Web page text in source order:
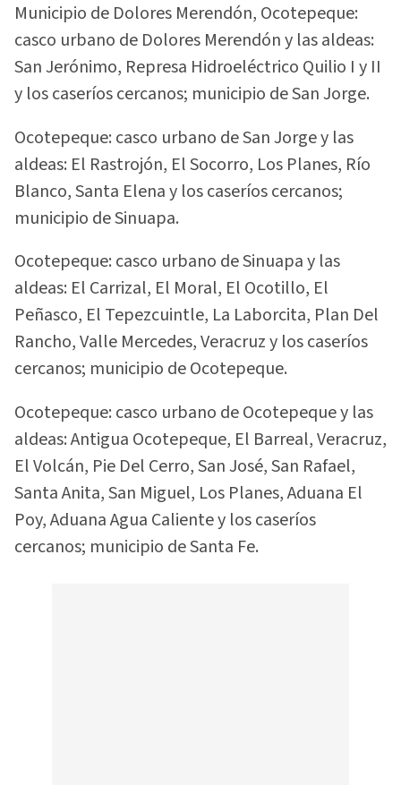
Municipio de Dolores Merendón, Ocotepeque:
casco urbano de Dolores Merendón y las aldeas:
San Jerónimo, Represa Hidroeléctrico Quilio I y II
y los caseríos cercanos; municipio de San Jorge.
Ocotepeque: casco urbano de San Jorge y las
aldeas: El Rastrojón, El Socorro, Los Planes, Río
Blanco, Santa Elena y los caseríos cercanos;
municipio de Sinuapa.
Ocotepeque: casco urbano de Sinuapa y las
aldeas: El Carrizal, El Moral, El Ocotillo, El
Peñasco, El Tepezcuintle, La Laborcita, Plan Del
Rancho, Valle Mercedes, Veracruz y los caseríos
cercanos; municipio de Ocotepeque.
Ocotepeque: casco urbano de Ocotepeque y las
aldeas: Antigua Ocotepeque, El Barreal, Veracruz,
El Volcán, Pie Del Cerro, San José, San Rafael,
Santa Anita, San Miguel, Los Planes, Aduana El
Poy, Aduana Agua Caliente y los caseríos
cercanos; municipio de Santa Fe.